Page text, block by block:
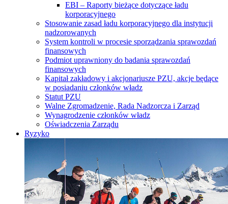
EBI – Raporty bieżące dotyczące ładu
korporacyjnego
Stosowanie zasad ładu korporacyjnego dla instytucji
nadzorowanych
System kontroli w procesie sporządzania sprawozdań
finansowych
Podmiot uprawniony do badania sprawozdań
finansowych
Kapitał zakładowy i akcjonariusze PZU, akcje będące
w posiadaniu członków władz
Statut PZU
Walne Zgromadzenie, Rada Nadzorcza i Zarząd
Wynagrodzenie członków władz
Oświadczenia Zarządu
Ryzyko